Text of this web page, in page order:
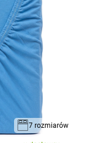
7 rozmiarów